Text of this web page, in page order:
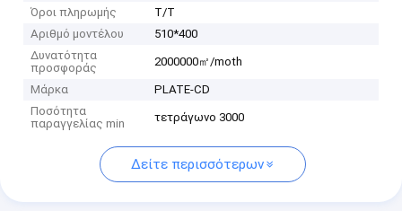
Όροι πληρωμής
T/T
Αριθμό μοντέλου
510*400
Δυνατότητα
προσφοράς
2000000㎡/moth
Μάρκα
PLATE-CD
Ποσότητα
παραγγελίας min
τετράγωνο 3000
Δείτε περισσότερων